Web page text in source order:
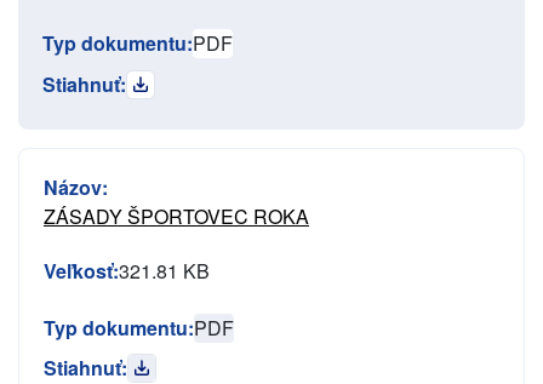
Typ dokumentu:PDF
Stiahnuť:
Názov:
ZÁSADY ŠPORTOVEC ROKA
Veľkosť:321.81 KB
Typ dokumentu:PDF
Stiahnuť: